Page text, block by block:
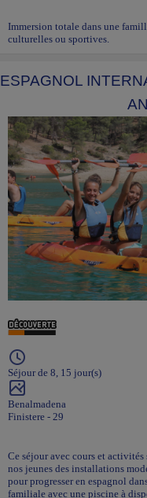
Immersion totale dans une
culturelles ou sportives.
ESPAGNOL
Séjour de 8, 15 jour(s)
Benalmadena
Finistere - 29
Ce séjour avec cours et
nos jeunes des installations
pour progresser en espagnol
familiale avec une piscine à